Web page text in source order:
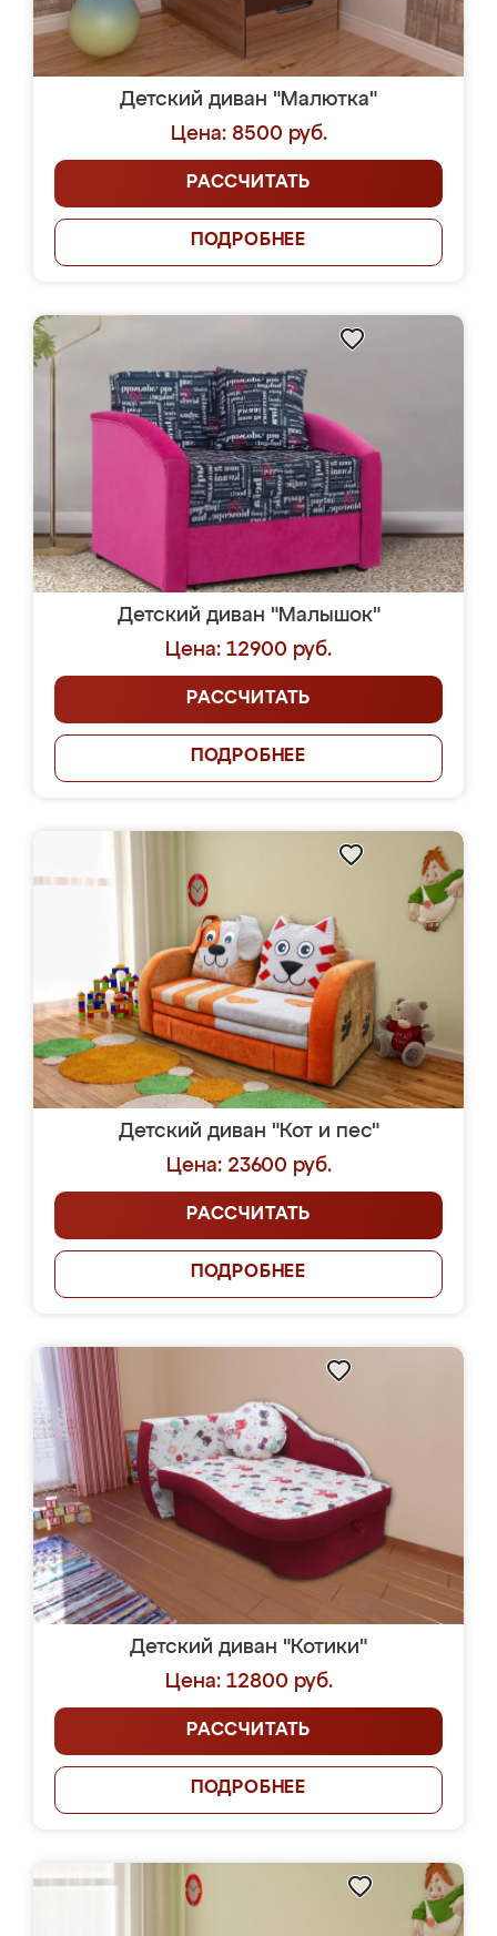
Детский диван "Малютка"
Цена: 8500 руб.
РАССЧИТАТЬ
ПОДРОБНЕЕ
Детский диван "Малышок"
Цена: 12900 руб.
РАССЧИТАТЬ
ПОДРОБНЕЕ
Детский диван "Кот и пес"
Цена: 23600 руб.
РАССЧИТАТЬ
ПОДРОБНЕЕ
Детский диван "Котики"
Цена: 12800 руб.
РАССЧИТАТЬ
ПОДРОБНЕЕ